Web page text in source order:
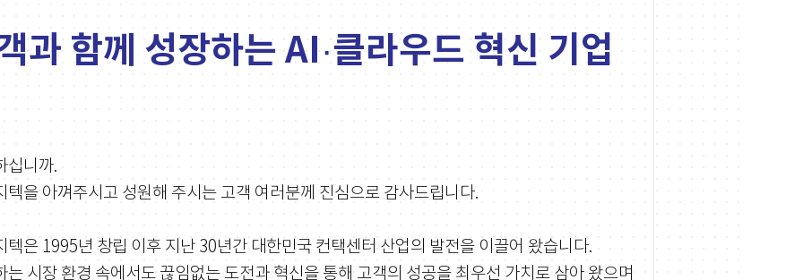
과 함께 성장하는 AI·클라우드 혁신 기업
십니까.
텍을 아껴주시고 성원해 주시는 고객 여러분께 진심으로 감사드립니다.
텍은 1995년 창립 이후 지난 30년간 대한민국 컨택센터 산업의 발전을 이끌어 왔습니다.
는 시장 환경 속에서도 끊임없는 도전과 혁신을 통해 고객의 성공을 최우선 가치로 삼아 왔으며